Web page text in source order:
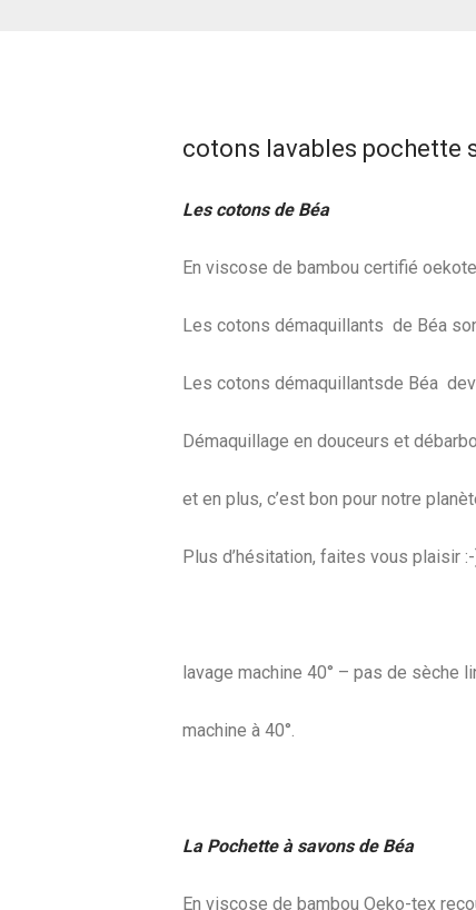
cotons lavables pochette
Les cotons de Béa
En viscose de bambou certifié
Les cotons démaquillants de Béa
Les cotons démaquillantsde Béa
Démaquillage en douceurs et
et en plus, c’est bon pour notre
Plus d’hésitation, faites vous plaisir
lavage machine 40° – pas de sèche
machine à 40°.
La Pochette à savons de Béa
En viscose de bambou Oeko-tex